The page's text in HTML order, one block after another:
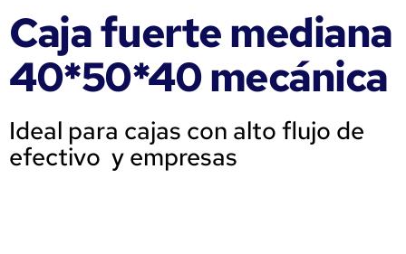
Caja fuerte mediana
40*50*40 mecánica
Ideal para cajas con alto flujo de
efectivo y empresas